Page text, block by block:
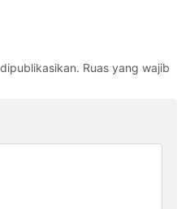
Ruas yang wajib